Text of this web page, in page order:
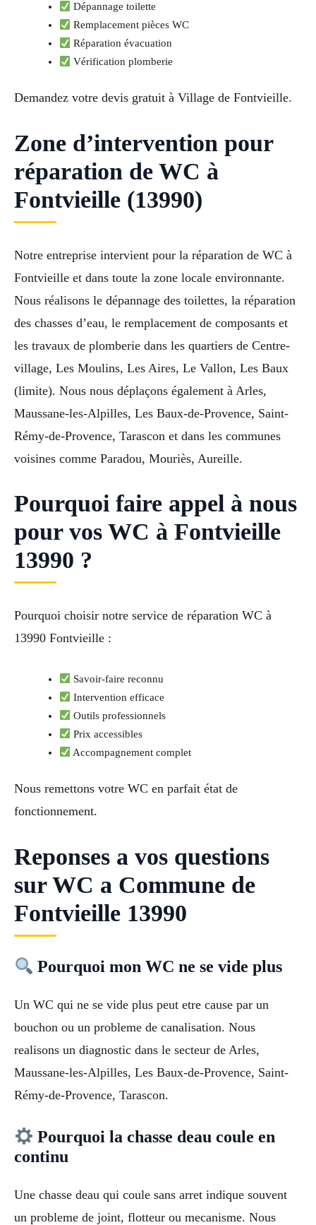
Dépannage toilette
Remplacement pièces WC
Réparation évacuation
Vérification plomberie
Demandez votre devis gratuit à Village de Fontvieille.
Zone d’intervention pour
réparation de WC à
Fontvieille (13990)
Notre entreprise intervient pour la réparation de WC à
Fontvieille et dans toute la zone locale environnante.
Nous réalisons le dépannage des toilettes, la réparation
des chasses d’eau, le remplacement de composants et
les travaux de plomberie dans les quartiers de Centre-
village, Les Moulins, Les Aires, Le Vallon, Les Baux
(limite). Nous nous déplaçons également à Arles,
Maussane-les-Alpilles, Les Baux-de-Provence, Saint-
Rémy-de-Provence, Tarascon et dans les communes
voisines comme Paradou, Mouriès, Aureille.
Pourquoi faire appel à nous
pour vos WC à Fontvieille
13990 ?
Pourquoi choisir notre service de réparation WC à
13990 Fontvieille :
Savoir-faire reconnu
Intervention efficace
Outils professionnels
Prix accessibles
Accompagnement complet
Nous remettons votre WC en parfait état de
fonctionnement.
Reponses a vos questions
sur WC a Commune de
Fontvieille 13990
Pourquoi mon WC ne se vide plus
Un WC qui ne se vide plus peut etre cause par un
bouchon ou un probleme de canalisation. Nous
realisons un diagnostic dans le secteur de Arles,
Maussane-les-Alpilles, Les Baux-de-Provence, Saint-
Rémy-de-Provence, Tarascon.
Pourquoi la chasse deau coule en
continu
Une chasse deau qui coule sans arret indique souvent
un probleme de joint, flotteur ou mecanisme. Nous